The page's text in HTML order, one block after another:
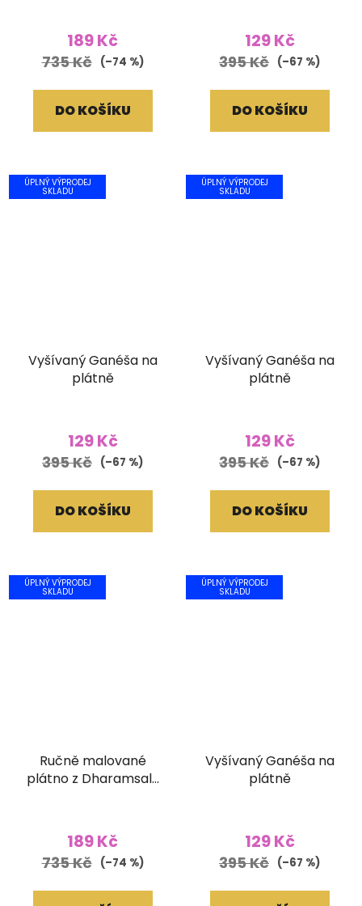
189 Kč
735 Kč (–74 %)
DO KOŠÍKU
129 Kč
395 Kč (–67 %)
DO KOŠÍKU
ÚPLNÝ VÝPRODEJ
SKLADU
Vyšívaný Ganéša na
plátně
129 Kč
395 Kč (–67 %)
DO KOŠÍKU
ÚPLNÝ VÝPRODEJ
SKLADU
Vyšívaný Ganéša na
plátně
129 Kč
395 Kč (–67 %)
DO KOŠÍKU
ÚPLNÝ VÝPRODEJ
SKLADU
Ručně malované
plátno z Dharamsaly
189 Kč
735 Kč (–74 %)
ÚPLNÝ VÝPRODEJ
SKLADU
Vyšívaný Ganéša na
plátně
129 Kč
395 Kč (–67 %)